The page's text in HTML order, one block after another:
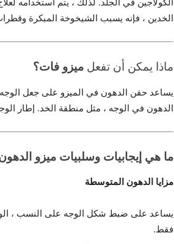
الخدين ، فإنه يسبب الشيخوخة المبكرة
ماذا يمكن أن تفعل ميزو فات؟
يساعد حقن الدهون في الميزو على جعل الوجه
الدهون في الوجه ، مثل منطقة الخد. إطار
ما هي إيجابيات وسلبيات ميزو
مزايا الدهون المتوسطة
يساعد على ضبط شكل الوجه على النسب ،
فقط.